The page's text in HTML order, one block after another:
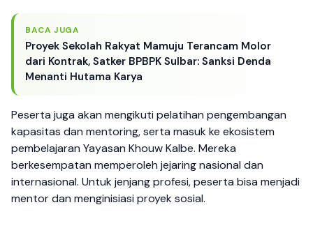
BACA JUGA
Proyek Sekolah Rakyat Mamuju Terancam Molor
dari Kontrak, Satker BPBPK Sulbar: Sanksi Denda
Menanti Hutama Karya
Peserta juga akan mengikuti pelatihan pengembangan
kapasitas dan mentoring, serta masuk ke ekosistem
pembelajaran Yayasan Khouw Kalbe. Mereka
berkesempatan memperoleh jejaring nasional dan
internasional. Untuk jenjang profesi, peserta bisa menjadi
mentor dan menginisiasi proyek sosial.